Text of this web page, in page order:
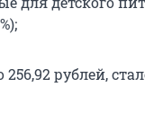
рублей,